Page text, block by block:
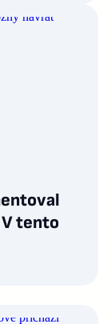
tento